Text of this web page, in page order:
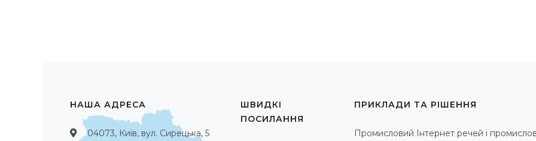
НАША АДРЕСА
04073, Київ, вул. Сирецька, 5
ШВИДКІ
ПОСИЛАННЯ
ПРИКЛАДИ ТА РІШЕННЯ
Промисловий Інтернет речей і